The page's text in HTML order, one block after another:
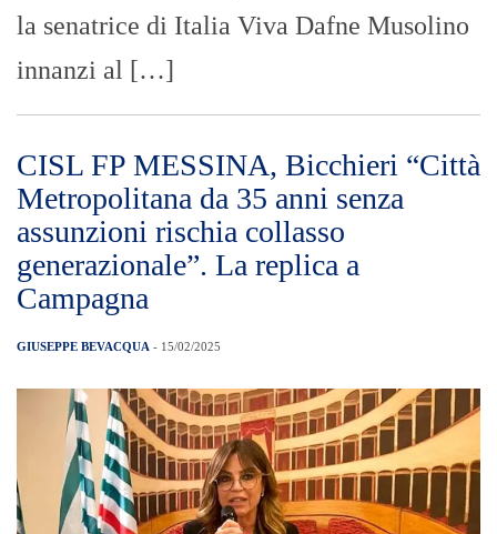
la senatrice di Italia Viva Dafne Musolino
innanzi al […]
CISL FP MESSINA, Bicchieri “Città
Metropolitana da 35 anni senza
assunzioni rischia collasso
generazionale”. La replica a
Campagna
GIUSEPPE BEVACQUA - 15/02/2025